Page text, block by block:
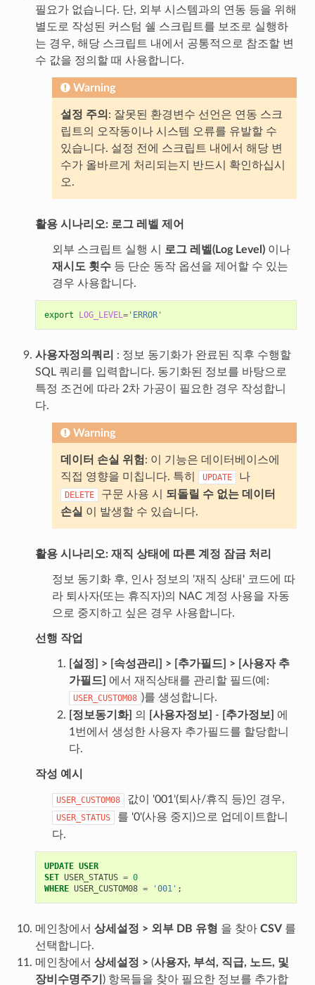
필요가 없습니다. 단, 외부 시스템과의 연동 등을 위해
별도로 작성된 커스텀 쉘 스크립트를 보조로 실행하
는 경우, 해당 스크립트 내에서 공통적으로 참조할 변
수 값을 정의할 때 사용합니다.
Warning
설정 주의 : 잘못된 환경변수 선언은 연동 스크
립트의 오작동이나 시스템 오류를 유발할 수
있습니다. 설정 전에 스크립트 내에서 해당 변
수가 올바르게 처리되는지 반드시 확인하십시
오.
활용 시나리오: 로그 레벨 제어
외부 스크립트 실행 시 로그 레벨(Log Level)이나
재시도 횟수등 단순 동작 옵션을 제어할 수 있는
경우 사용합니다.
export LOG_LEVEL='ERROR'
사용자정의쿼리 : 정보 동기화가 완료된 직후 수행할
SQL 쿼리를 입력합니다. 동기화된 정보를 바탕으로
특정 조건에 따라 2차 가공이 필요한 경우 작성합니
다.
Warning
데이터 손실 위험 : 이 기능은 데이터베이스에
직접 영향을 미칩니다. 특히
UPDATE 나
DELETE 구문 사용 시 되돌릴 수 없는 데이터
손실 이 발생할 수 있습니다.
활용 시나리오: 재직 상태에 따른 계정 잠금 처리
정보 동기화 후, 인사 정보의 '재직 상태' 코드에 따
라 퇴사자(또는 휴직자)의 NAC 계정 사용을 자동
으로 중지하고 싶은 경우 사용합니다.
선행 작업
[설정] > [속성관리] > [추가필드] > [사용자 추
가필드]
에서 재직상태를 관리할 필드(예:
USER_CUSTOM08 )를 생성합니다.
[정보동기화] 의 [사용자정보] - [추가정보]
에
1번에서 생성한 사용자 추가필드를 할당합니
다.
작성 예시
USER_CUSTOM08 값이 '001'(퇴사/휴직 등)인 경우,
USER_STATUS
를 '0'(사용 중지)으로 업데이트합니
다.
UPDATE USER
SET USER_STATUS = 0
WHERE USER_CUSTOM08 = '001' ;
메인창에서 상세설정 > 외부 DB 유형 을 찾아 CSV를
선택합니다.
메인창에서 상세설정 > (사용자, 부석, 직급, 노드, 및
장비수명주기 ) 항목들을 찾아 필요한 정보를 추가합